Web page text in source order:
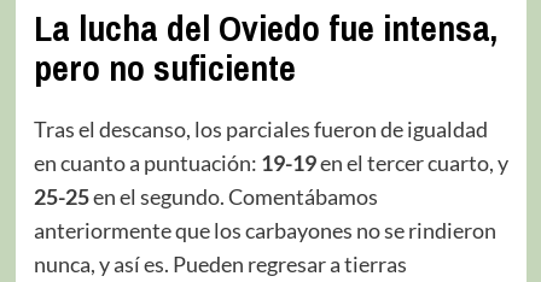
La lucha del Oviedo fue intensa,
pero no suficiente
Tras el descanso, los parciales fueron de igualdad
en cuanto a puntuación: 19-19en el tercer cuarto, y
25-25en el segundo. Comentábamos
anteriormente que los carbayones no se rindieron
nunca, y así es. Pueden regresar a tierras